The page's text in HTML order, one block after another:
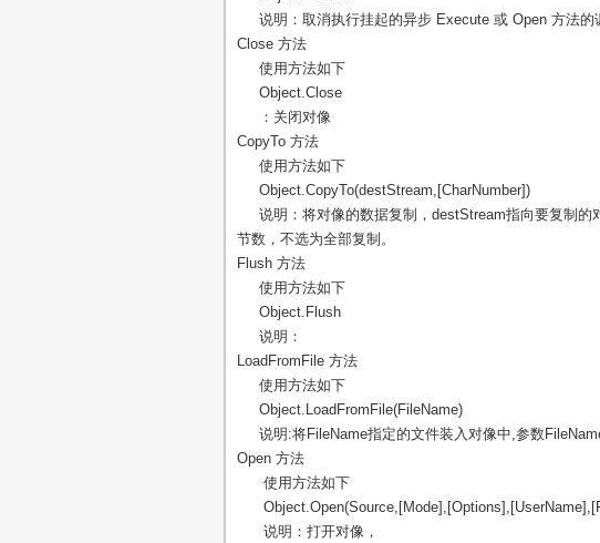
说明：取消执行挂起的异步 Execute 或 Open 方法的
Close 方法
使用方法如下
Object.Close
：关闭对像
CopyTo 方法
使用方法如下
Object.CopyTo(destStream,[CharNumber])
说明：将对像的数据复制，destStream指向要复制的
节数，不选为全部复制。
Flush 方法
使用方法如下
Object.Flush
说明：
LoadFromFile 方法
使用方法如下
Object.LoadFromFile(FileName)
说明:将FileName指定的文件装入对像中,参数
Open 方法
使用方法如下
说明：打开对像，